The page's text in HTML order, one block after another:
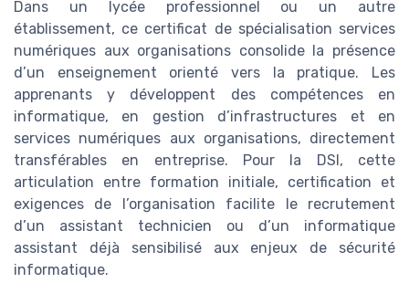
Dans un lycée professionnel ou un autre
établissement, ce certificat de spécialisation services
numériques aux organisations consolide la présence
d’un enseignement orienté vers la pratique. Les
apprenants y développent des compétences en
informatique, en gestion d’infrastructures et en
services numériques aux organisations, directement
transférables en entreprise. Pour la DSI, cette
articulation entre formation initiale, certification et
exigences de l’organisation facilite le recrutement
d’un assistant technicien ou d’un informatique
assistant déjà sensibilisé aux enjeux de sécurité
informatique.